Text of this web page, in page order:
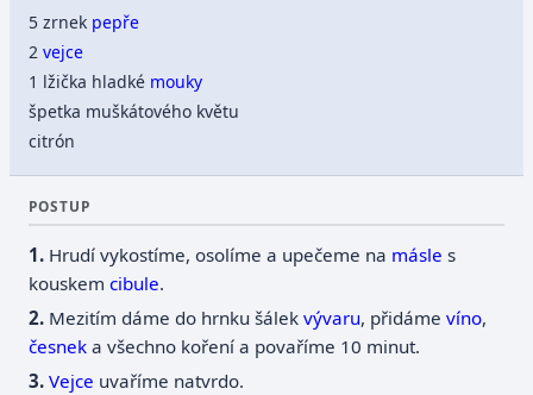
5 zrnek pepře
2vejce
1 lžička hladké mouky
špetka muškátového květu
citrón
POSTUP
Hrudí vykostíme, osolíme a upečeme na másle s
kouskemcibule.
Mezitím dáme do hrnku šálekvývaru, přidámevíno,
česnek a všechno koření a povaříme 10 minut.
Vejce uvaříme natvrdo.